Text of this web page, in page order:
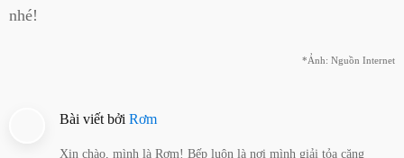
nhé!
*Ảnh: Nguồn Internet
Bài viết bởi Rơm
Xin chào, mình là Rơm! Bếp luôn là nơi mình giải tỏa căng